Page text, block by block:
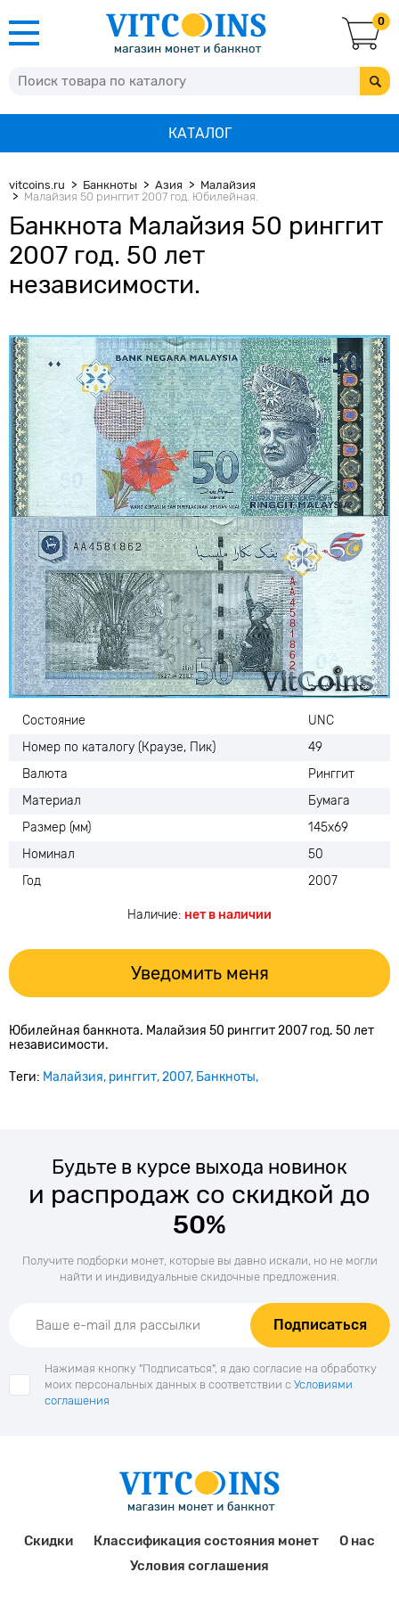
0
КАТАЛОГ
vitcoins.ru Банкноты Азия
Малайзия
Малайзия 50 ринггит 2007 год. Юбилейная.
Банкнота Малайзия 50 ринггит
2007 год. 50 лет
независимости.
Состояние
UNC
Номер по каталогу (Краузе, Пик)
49
Валюта
Ринггит
Материал
Бумага
Размер (мм)
145х69
Номинал
50
Год
2007
Наличие: нет в наличии
Уведомить меня
Юбилейная банкнота. Малайзия 50 ринггит 2007 год. 50 лет
независимости.
Теги: Малайзия ринггит 2007 Банкноты
Будьте в курсе выхода новинок
и распродаж со скидкой до
50%
Получите подборки монет, которые вы давно искали, но не могли
найти и индивидуальные скидочные предложения.
Подписаться
Нажимая кнопку "Подписаться", я даю согласие на обработку
моих персональных данных в соответствии с Условиями
соглашения
Скидки Классификация состояния монет
О нас
Условия соглашения